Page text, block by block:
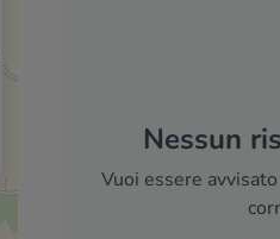
Nessun
Vuoi essere